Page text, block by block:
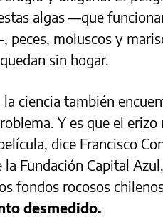
algas —que
peces, moluscos y
sin hogar.
ciencia también
Y es que el
dice Francisco
Fundación Capital
fondos rocosos
desmedido.